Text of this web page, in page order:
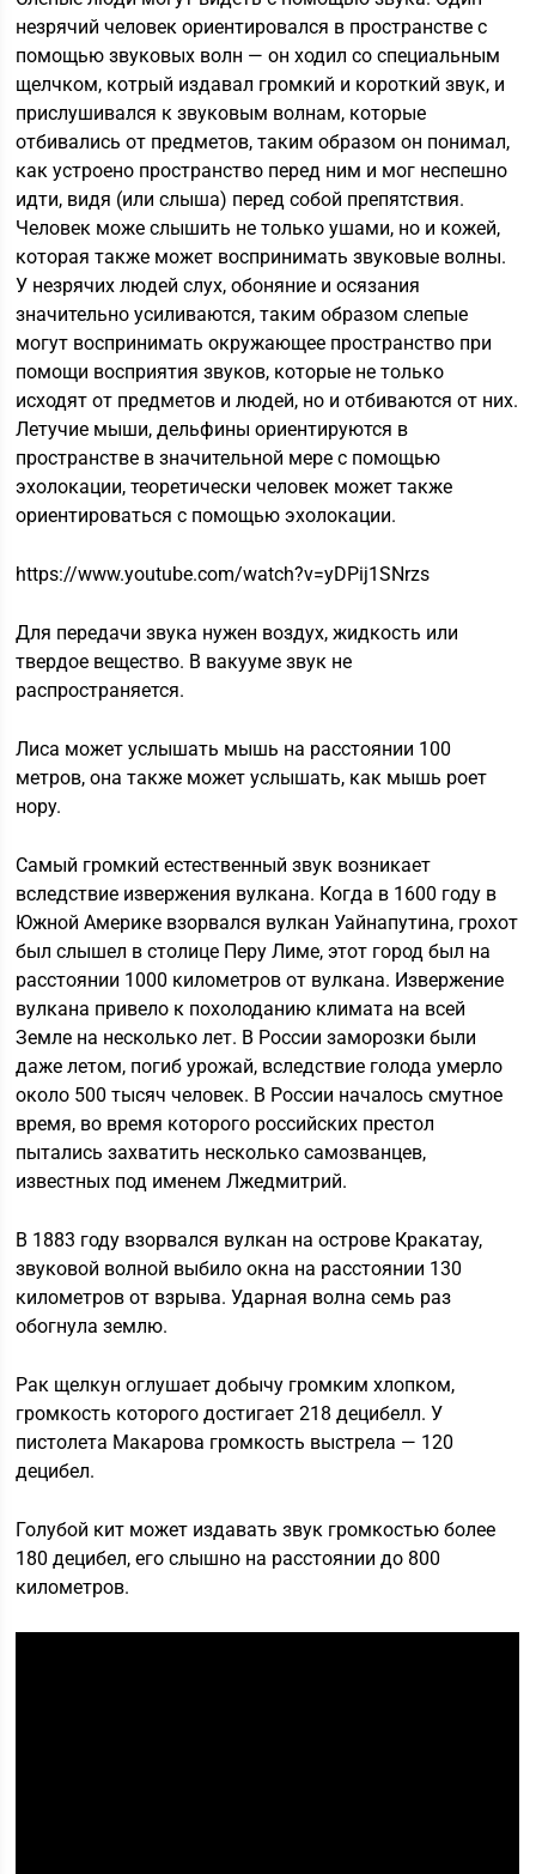
незрячий человек ориентировался в пространстве с
помощью звуковых волн — он ходил со специальным
щелчком, котрый издавал громкий и короткий звук, и
прислушивался к звуковым волнам, которые
отбивались от предметов, таким образом он понимал,
как устроено пространство перед ним и мог неспешно
идти, видя (или слыша) перед собой препятствия.
Человек може слышить не только ушами, но и кожей,
которая также может воспринимать звуковые волны.
У незрячих людей слух, обоняние и осязания
значительно усиливаются, таким образом слепые
могут воспринимать окружающее пространство при
помощи восприятия звуков, которые не только
исходят от предметов и людей, но и отбиваются от них.
Летучие мыши, дельфины ориентируются в
пространстве в значительной мере с помощью
эхолокации, теоретически человек может также
ориентироваться с помощью эхолокации.
https://www.youtube.com/watch?v=yDPij1SNrzs
Для передачи звука нужен воздух, жидкость или
твердое вещество. В вакууме звук не
распространяется.
Лиса может услышать мышь на расстоянии 100
метров, она также может услышать, как мышь роет
нору.
Самый громкий естественный звук возникает
вследствие извержения вулкана. Когда в 1600 году в
Южной Америке взорвался вулкан Уайнапутина, грохот
был слышел в столице Перу Лиме, этот город был на
расстоянии 1000 километров от вулкана. Извержение
вулкана привело к похолоданию климата на всей
Земле на несколько лет. В России заморозки были
даже летом, погиб урожай, вследствие голода умерло
около 500 тысяч человек. В России началось смутное
время, во время которого российских престол
пытались захватить несколько самозванцев,
известных под именем Лжедмитрий.
В 1883 году взорвался вулкан на острове Кракатау,
звуковой волной выбило окна на расстоянии 130
километров от взрыва. Ударная волна семь раз
обогнула землю.
Рак щелкун оглушает добычу громким хлопком,
громкость которого достигает 218 децибелл. У
пистолета Макарова громкость выстрела — 120
децибел.
Голубой кит может издавать звук громкостью более
180 децибел, его слышно на расстоянии до 800
километров.